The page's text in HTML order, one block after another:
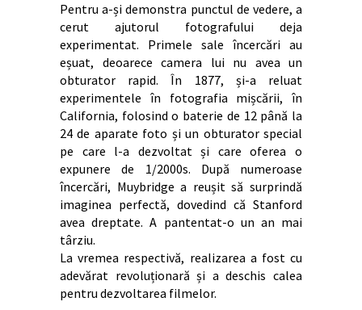
Pentru a-și demonstra punctul de vedere, a
cerut ajutorul fotografului deja
experimentat. Primele sale încercări au
eșuat, deoarece camera lui nu avea un
obturator rapid. În 1877, și-a reluat
experimentele în fotografia mișcării, în
California, folosind o baterie de 12 până la
24 de aparate foto și un obturator special
pe care l-a dezvoltat și care oferea o
expunere de 1/2000s. După numeroase
încercări, Muybridge a reușit să surprindă
imaginea perfectă, dovedind că Stanford
avea dreptate. A pantentat-o un an mai
târziu.
La vremea respectivă, realizarea a fost cu
adevărat revoluționară și a deschis calea
pentru dezvoltarea filmelor.